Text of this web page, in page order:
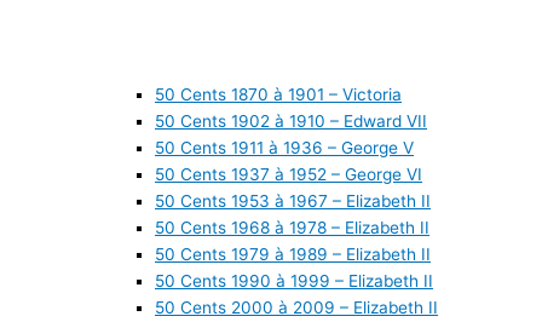
50 Cents 1870 à 1901 – Victoria
50 Cents 1902 à 1910 – Edward VII
50 Cents 1911 à 1936 – George V
50 Cents 1937 à 1952 – George VI
50 Cents 1953 à 1967 – Elizabeth II
50 Cents 1968 à 1978 – Elizabeth II
50 Cents 1979 à 1989 – Elizabeth II
50 Cents 1990 à 1999 – Elizabeth II
50 Cents 2000 à 2009 – Elizabeth II